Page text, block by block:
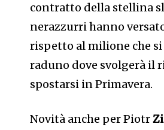
contratto della stellina
nerazzurri hanno
rispetto al milione che
raduno dove svolgerà il
spostarsi in Primavera.
Novità anche per Piotr